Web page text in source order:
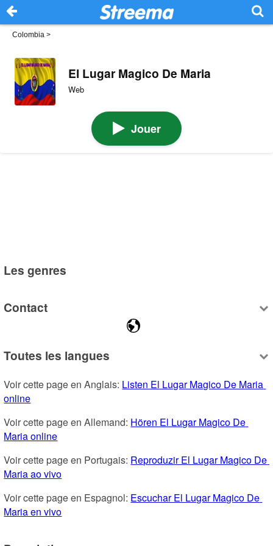
Colombia >
El Lugar Magico De Maria
Web
Jouer
Les genres
Contact
Toutes les langues
Voir cette page en Anglais: Listen El Lugar Magico De Maria
online
Voir cette page en Allemand: Hören El Lugar Magico De
Maria online
Voir cette page en Portugais: Reproduzir El Lugar Magico De
Maria ao vivo
Voir cette page en Espagnol: Escuchar El Lugar Magico De
Maria en vivo